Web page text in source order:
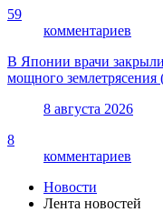
59
комментариев
В Японии врачи
мощного
8 августа 2026
8
комментариев
Новости
Лента новостей